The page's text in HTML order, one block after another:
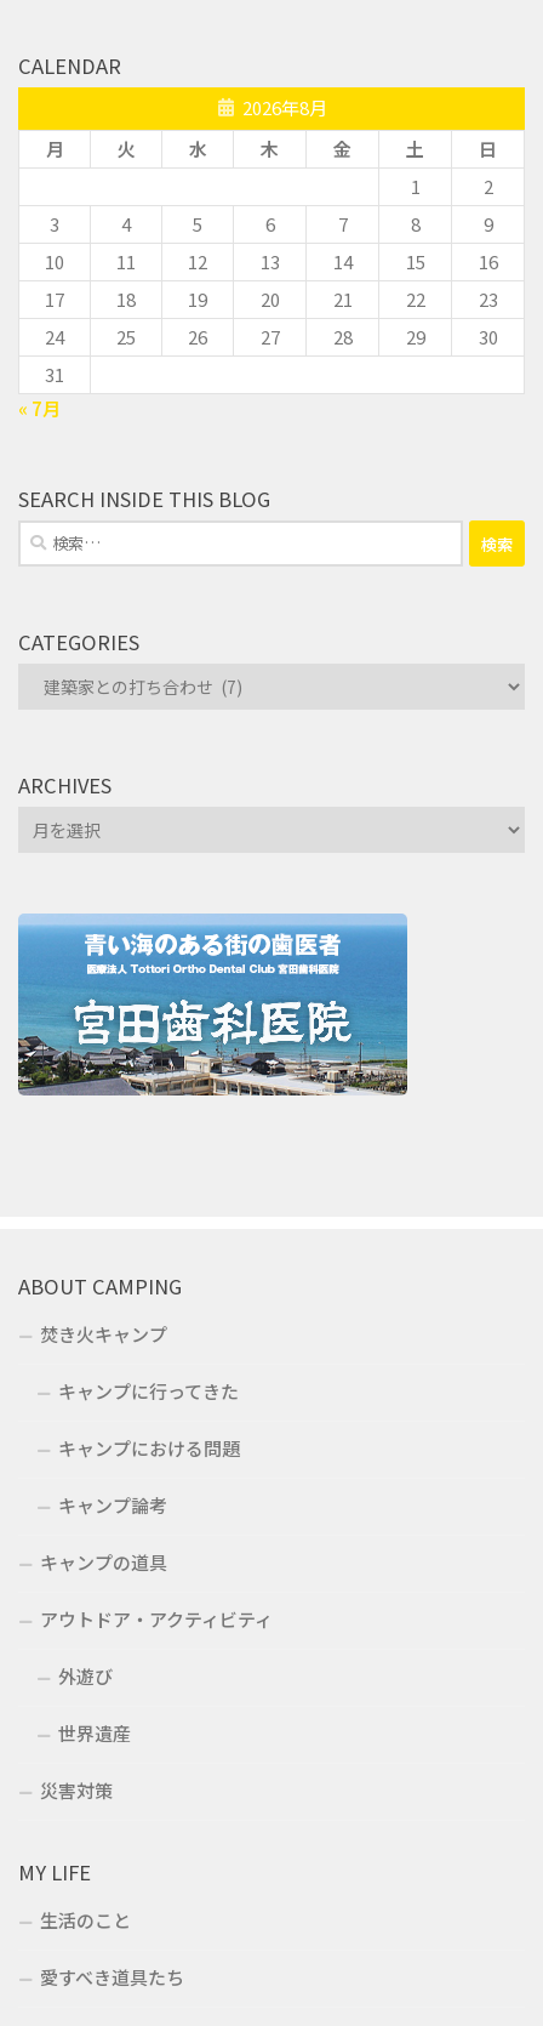
CALENDAR
2026年8月
月
火 水 木 金 土
日
1
2
3
4 5 6 7 8
9
10
11 12 13 14 15
16
17
18 19 20 21 22
23
24
25 26 27 28 29
30
31
« 7月
SEARCH INSIDE THIS BLOG
検
索:
CATEGORIES
Categories
ARCHIVES
Archives
ABOUT CAMPING
焚き火キャンプ
キャンプに行ってきた
キャンプにおける問題
キャンプ論考
キャンプの道具
アウトドア・アクティビティ
外遊び
世界遺産
災害対策
MY LIFE
生活のこと
愛すべき道具たち